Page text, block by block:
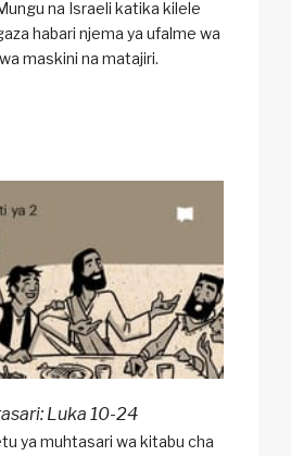
na Israeli katika kilele
habari njema ya ufalme wa
maskini na matajiri.
Luka 10-24
ya muhtasari wa kitabu cha